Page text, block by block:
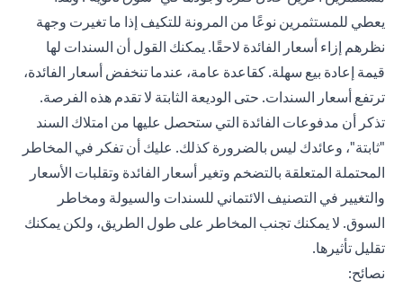
يعطي للمستثمرين نوعًا من المرونة للتكيف إذا ما تغيرت وجهة
نظرهم إزاء أسعار الفائدة لاحقًا. يمكنك القول أن السندات لها
قيمة إعادة بيع سهلة. كقاعدة عامة، عندما تنخفض أسعار الفائدة،
ترتفع أسعار السندات. حتى الوديعة الثابتة لا تقدم هذه الفرصة.
تذكر أن مدفوعات الفائدة التي ستحصل عليها من امتلاك السند
"ثابتة"، وعائدك ليس بالضرورة كذلك. عليك أن تفكر في المخاطر
المحتملة المتعلقة بالتضخم وتغير أسعار الفائدة وتقلبات الأسعار
والتغيير في التصنيف الائتماني للسندات والسيولة ومخاطر
السوق. لا يمكنك تجنب المخاطر على طول الطريق، ولكن يمكنك
تقليل تأثيرها.
نصائح: